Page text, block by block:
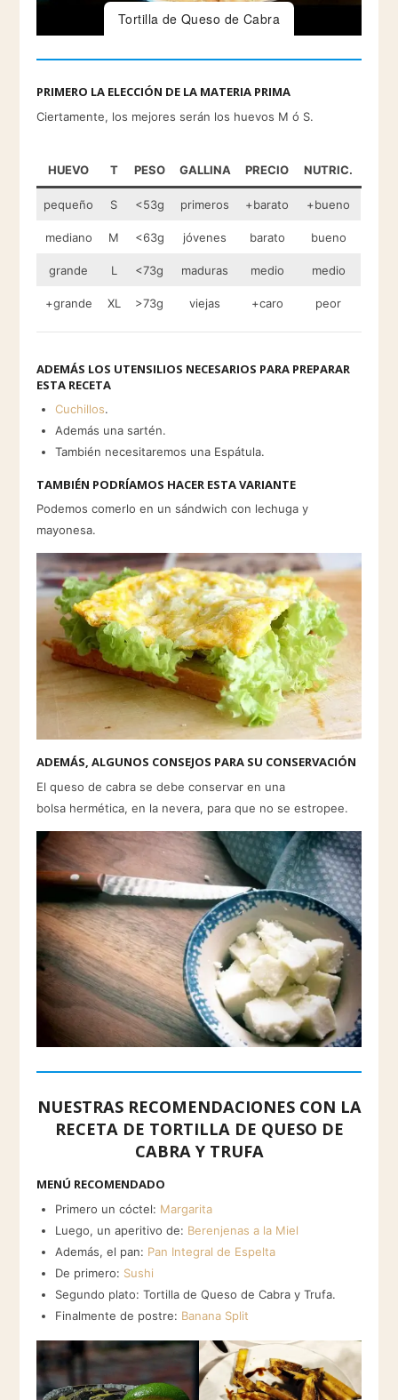
Tortilla de Queso de Cabra
PRIMERO LA ELECCIÓN DE LA MATERIA PRIMA
Ciertamente, los mejores serán los huevos M ó S.
HUEVO T PESO GALLINA PRECIO NUTRIC.
pequeño S <53g primeros +barato +bueno
mediano M <63g jóvenes barato bueno
grande L <73g maduras medio medio
+grande XL >73g viejas +caro peor
ADEMÁS LOS UTENSILIOS NECESARIOS PARA PREPARAR
ESTA RECETA
Cuchillos.
Además una sartén.
También necesitaremos una Espátula.
TAMBIÉN PODRÍAMOS HACER ESTA VARIANTE
Podemos comerlo en un sándwich con lechuga y
mayonesa.
ADEMÁS, ALGUNOS CONSEJOS PARA SU CONSERVACIÓN
El queso de cabra se debe conservar en una
bolsa hermética, en la nevera, para que no se estropee.
NUESTRAS RECOMENDACIONES CON LA
RECETA DE TORTILLA DE QUESO DE
CABRA Y TRUFA
MENÚ RECOMENDADO
Primero un cóctel: Margarita
Luego, un aperitivo de: Berenjenas a la Miel
Además, el pan: Pan Integral de Espelta
De primero: Sushi
Segundo plato: Tortilla de Queso de Cabra y Trufa.
Finalmente de postre: Banana Split